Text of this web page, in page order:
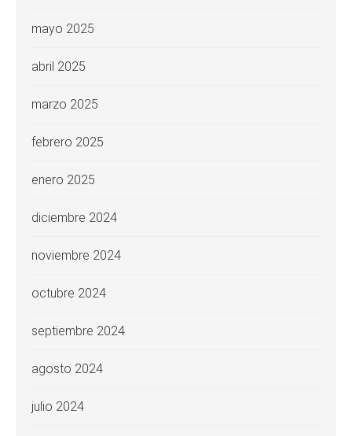
mayo 2025
abril 2025
marzo 2025
febrero 2025
enero 2025
diciembre 2024
noviembre 2024
octubre 2024
septiembre 2024
agosto 2024
julio 2024